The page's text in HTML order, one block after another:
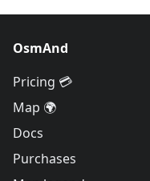
OsmAnd
Pricing 💳
Map 🌍
Docs
Purchases